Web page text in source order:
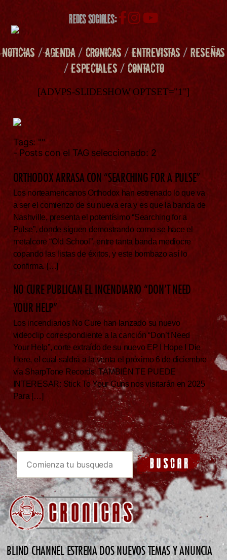
REDES SOCIALES:
NOTICIAS /AGENDA/ CRONICAS/ENTREVISTAS/RESEÑAS
/ESPECIALES/ CONTACTO
[ADVPS-SLIDESHOW OPTSET="1"]
Tags: ""
- Posts con el TAG seleccionado: 2
ORTHODOX ARRASA CON “SEARCHING FOR A PULSE”
Los norteamericanos Orthodox han estrenado lo que va
a ser el comienzo de su nueva era y es que la banda de
Nashville, presenta el potentísimo “Searching for a
Pulse”, donde siguen demostrando como se hace el
metalcore “Old School”, entre tanta banda mediocre
copando las listas de éxitos, y este bombazo así lo
confirma. […]
NO CURE PUBLICAN EL INCENDIARIO “DON’T NEED
YOUR HELP”
Los incendiarios No Cure han lanzado su nuevo
videoclip correspondiente a la canción “Don’t Need
Your Help”, corte extraído de su nuevo EP I Hope I Die
Here, el cual saldrá a la venta el próximo 6 de diciembre
vía SharpTone Records. TAMBIÉN TE PUEDE
INTERESAR: Stick To Your Guns nos visitarán en 2025
Para […]
BLIND CHANNEL ESTRENA DOS NUEVOS TEMAS Y ANUNCIA